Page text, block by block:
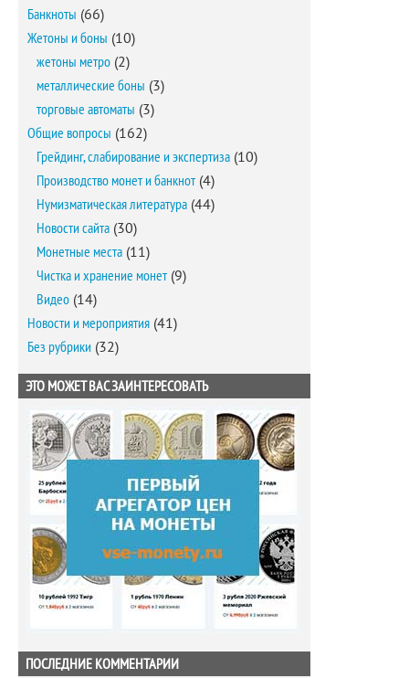
Банкноты (66)
Жетоны и боны (10)
жетоны метро (2)
металлические боны (3)
торговые автоматы (3)
Общие вопросы (162)
Грейдинг, слабирование и экспертиза (10)
Производство монет и банкнот(4)
Нумизматическая литература (44)
Новости сайта (30)
Монетные места (11)
Чистка и хранение монет(9)
Видео (14)
Новости и мероприятия (41)
Без рубрики (32)
ЭТО МОЖЕТ ВАС ЗАИНТЕРЕСОВАТЬ
ПОСЛЕДНИЕ КОММЕНТАРИИ